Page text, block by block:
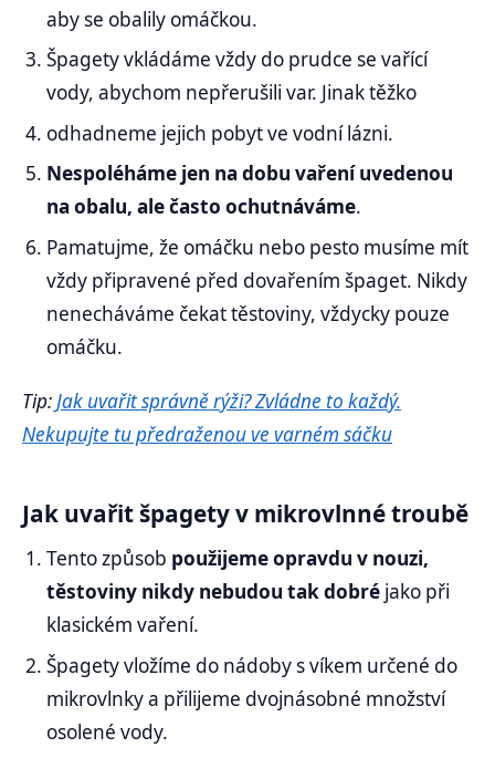
aby se obalily omáčkou.
Špagety vkládáme vždy do prudce se vařící
vody, abychom nepřerušili var. Jinak těžko
odhadneme jejich pobyt ve vodní lázni.
Nespoléháme jen na dobu vaření uvedenou
na obalu, ale často ochutnáváme.
Pamatujme, že omáčku nebo pesto musíme mít
vždy připravené před dovařením špaget. Nikdy
nenecháváme čekat těstoviny, vždycky pouze
omáčku.
Tip:Jak uvařit správně rýži? Zvládne to každý.
Nekupujte tu předraženou ve varném sáčku
Jak uvařit špagety v mikrovlnné troubě
Tento způsob použijeme opravdu v nouzi,
těstoviny nikdy nebudou tak dobré jako při
klasickém vaření.
Špagety vložíme do nádoby s víkem určené do
mikrovlnky a přilijeme dvojnásobné množství
osolené vody.